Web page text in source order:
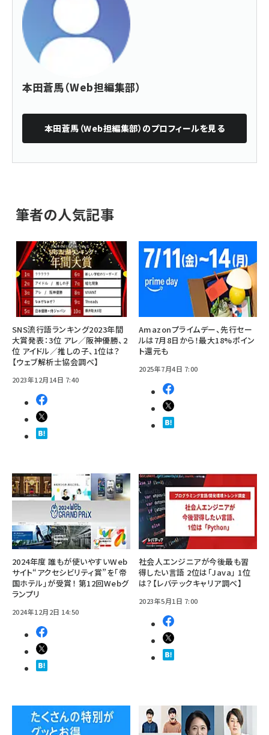
本田蒼馬（Web担編集部）
本田蒼馬（Web担編集部） のプロフィールを見る
筆者の人気記事
SNS流行語ランキング2023年間
大賞発表：3位 アレ／阪神優勝、2
位 アイドル／推しの子、1位は？
【ウェブ解析士協会調べ】
2023年12月14日 7:40
Amazonプライムデー、先行セー
ルは7月8日から！最大18%ポイン
ト還元も
2025年7月4日 7:00
2024年度 誰もが使いやすいWeb
サイト“アクセシビリティ賞”を「帝
国ホテル」が受賞！ 第12回Webグ
ランプリ
2024年12月2日 14:50
社会人エンジニアが今後最も習
得したい言語 2位は「Java」 1位
は？【レバテックキャリア調べ】
2023年5月1日 7:00